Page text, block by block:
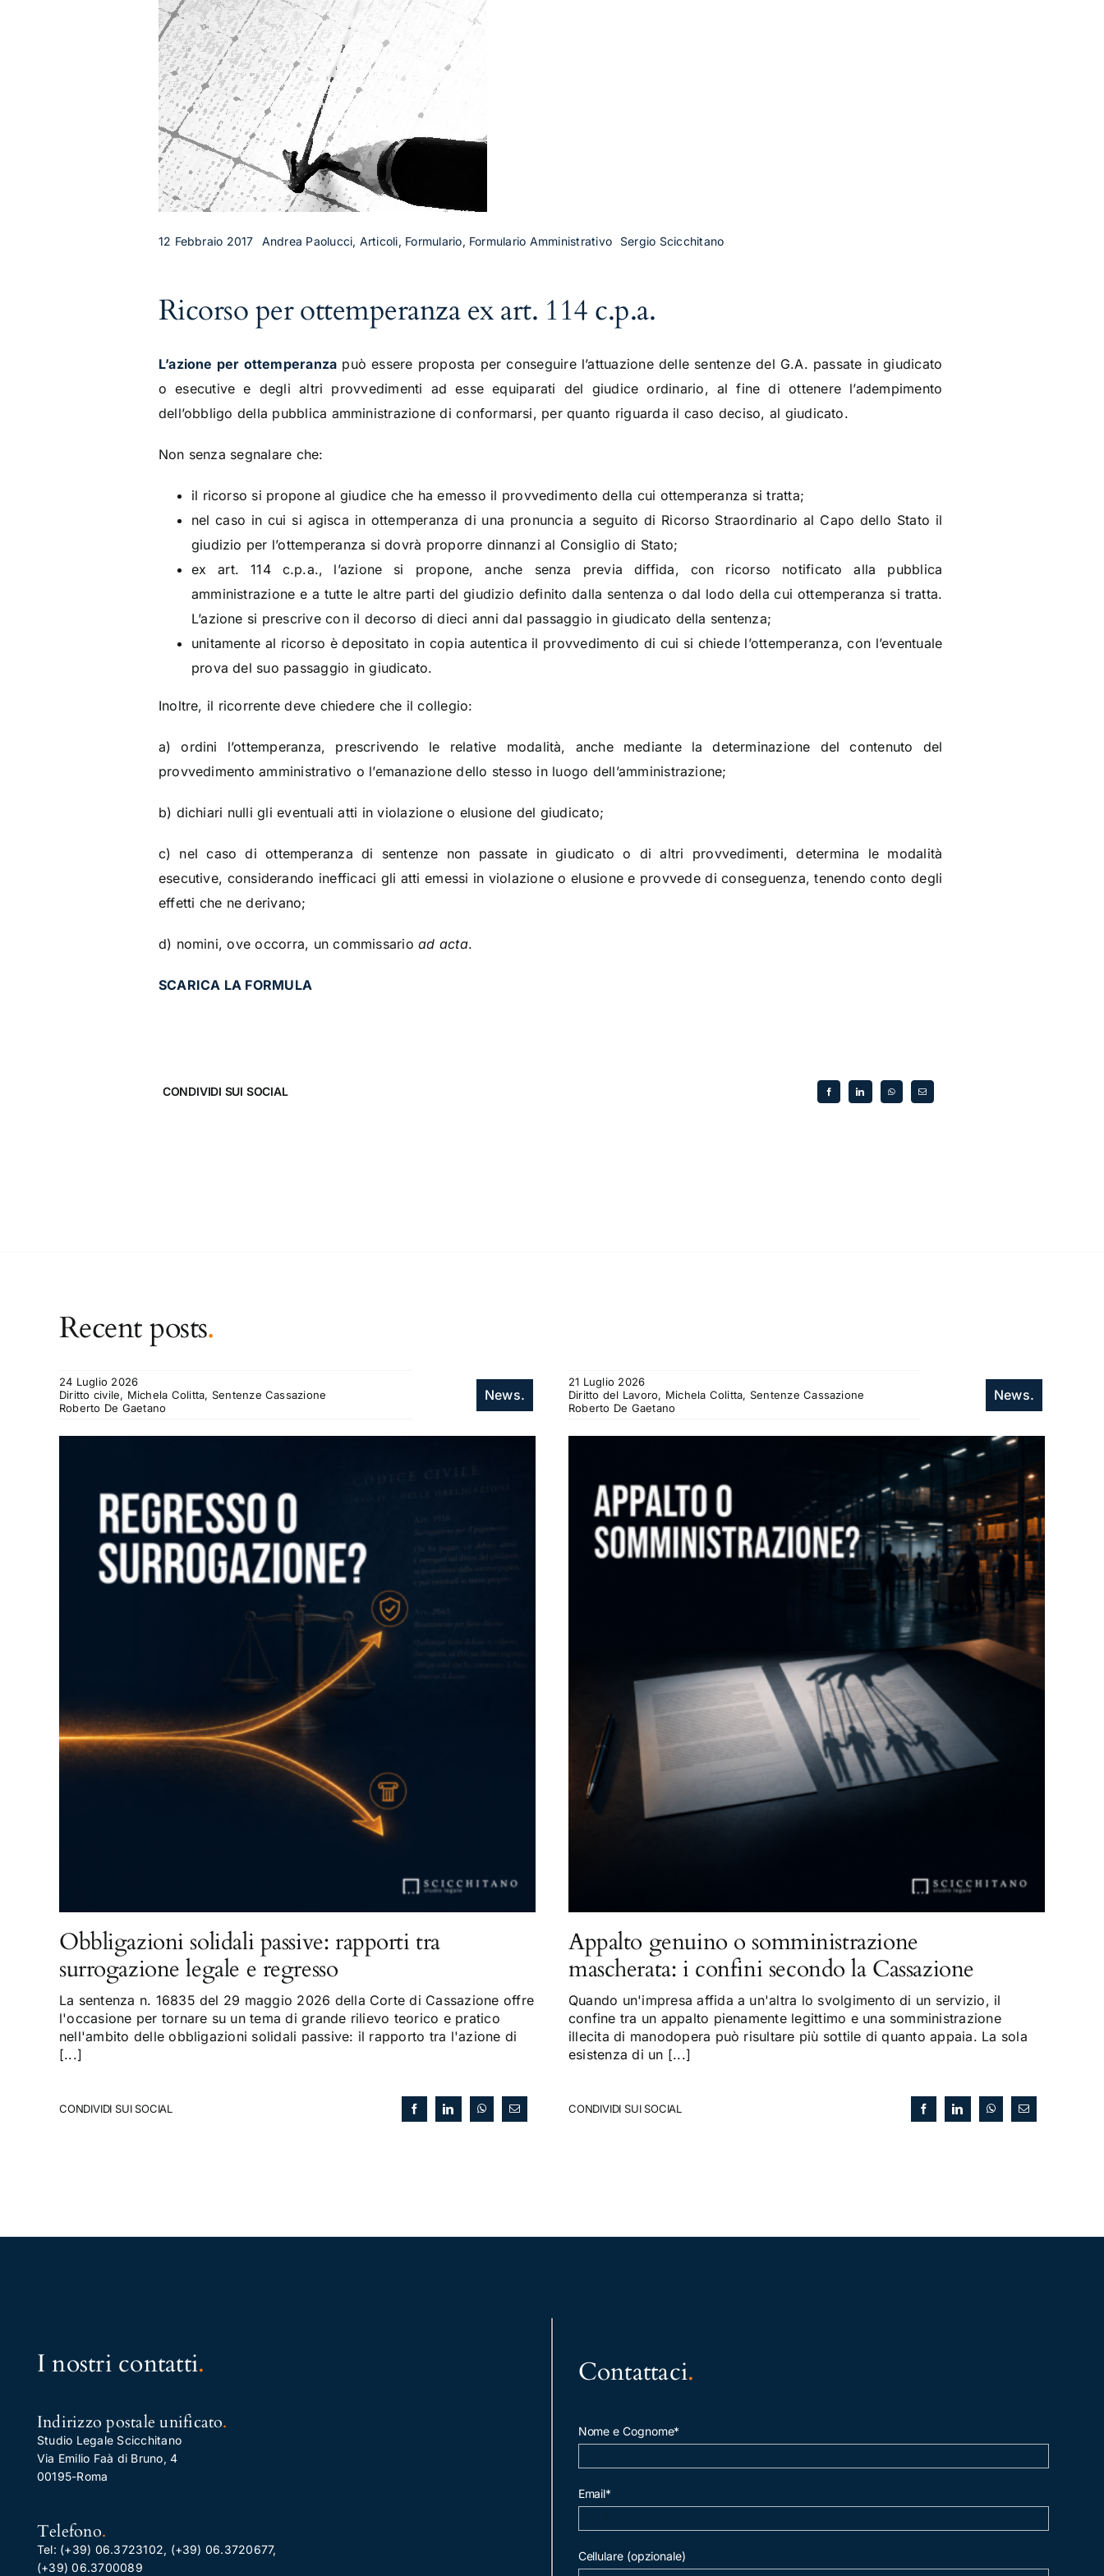
12 Febbraio 2017 Andrea Paolucci, Articoli, Formulario, Formulario Amministrativo Sergio Scicchitano
Ricorso per ottemperanza ex art. 114 c.p.a.
L’azione per ottemperanza può essere proposta per conseguire l’attuazione delle sentenze del G.A. passate in giudicato
o esecutive e degli altri provvedimenti ad esse equiparati del giudice ordinario, al fine di ottenere l’adempimento
dell’obbligo della pubblica amministrazione di conformarsi, per quanto riguarda il caso deciso, al giudicato.
Non senza segnalare che:
il ricorso si propone al giudice che ha emesso il provvedimento della cui ottemperanza si tratta;
nel caso in cui si agisca in ottemperanza di una pronuncia a seguito di Ricorso Straordinario al Capo dello Stato il
giudizio per l’ottemperanza si dovrà proporre dinnanzi al Consiglio di Stato;
ex art. 114 c.p.a.,
l’azione si propone, anche senza previa diffida, con ricorso notificato alla pubblica
amministrazione e a tutte le altre parti del giudizio definito dalla sentenza o dal lodo della cui ottemperanza si tratta.
L’azione si prescrive con il decorso di dieci anni dal passaggio in giudicato della sentenza;
unitamente al ricorso è depositato in copia autentica il provvedimento di cui si chiede l’ottemperanza, con l’eventuale
prova del suo passaggio in giudicato.
Inoltre, il ricorrente deve chiedere che il collegio:
a) ordini l’ottemperanza, prescrivendo le relative modalità, anche mediante la determinazione del contenuto del
provvedimento amministrativo o l’emanazione dello stesso in luogo dell’amministrazione;
b) dichiari nulli gli eventuali atti in violazione o elusione del giudicato;
c) nel caso di ottemperanza di sentenze non passate in giudicato o di altri provvedimenti, determina le modalità
esecutive, considerando inefficaci gli atti emessi in violazione o elusione e provvede di conseguenza, tenendo conto degli
effetti che ne derivano;
d) nomini, ove occorra, un commissarioad acta.
SCARICA LA FORMULA
CONDIVIDI SUI SOCIAL
Recent posts.
24 Luglio 2026
Diritto civile, Michela Colitta, Sentenze Cassazione
Roberto De Gaetano
News.
Obbligazioni solidali passive: rapporti tra
surrogazione legale e regresso
La sentenza n. 16835 del 29 maggio 2026 della Corte di Cassazione offre
l'occasione per tornare su un tema di grande rilievo teorico e pratico
nell'ambito delle obbligazioni solidali passive: il rapporto tra l'azione di
[...]
CONDIVIDI SUI SOCIAL
21 Luglio 2026
Diritto del Lavoro, Michela Colitta, Sentenze Cassazione
Roberto De Gaetano
News.
Appalto genuino o somministrazione
mascherata: i confini secondo la Cassazione
Quando un'impresa affida a un'altra lo svolgimento di un servizio, il
confine tra un appalto pienamente legittimo e una somministrazione
illecita di manodopera può risultare più sottile di quanto appaia. La sola
esistenza di un [...]
CONDIVIDI SUI SOCIAL
I nostri contatti.
Indirizzo postale unificato.
Studio Legale Scicchitano
Via Emilio Faà di Bruno, 4
00195-Roma
Telefono.
Tel: (+39) 06.3723102, (+39) 06.3720677,
(+39) 06.3700089
Contattaci.
Nome e Cognome*
Email*
Cellulare (opzionale)